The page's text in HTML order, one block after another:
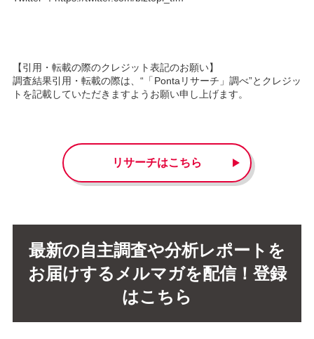
【引用・転載の際のクレジット表記のお願い】
調査結果引用・転載の際は、“「 Pontaリサーチ 」調べ”とクレジッ
トを記載していただきますようお願い申し上げます。
リサーチはこちら
最新の自主調査や分析レポートを
お届けするメルマガを配信！登録
はこちら